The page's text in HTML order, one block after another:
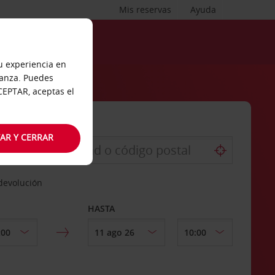
Ayuda
Mis reservas
HASTA
experiencia en
Puedes
aceptas el
Y CERRAR